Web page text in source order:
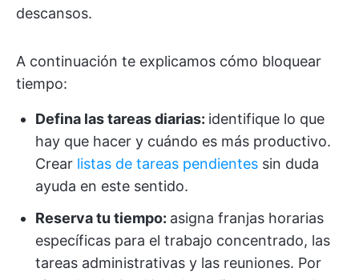
descansos.
A continuación te explicamos cómo bloquear
tiempo:
Defina las tareas diarias: identifique lo que
hay que hacer y cuándo es más productivo.
Crear listas de tareas pendientes sin duda
ayuda en este sentido.
Reserva tu tiempo: asigna franjas horarias
específicas para el trabajo concentrado, las
tareas administrativas y las reuniones. Por